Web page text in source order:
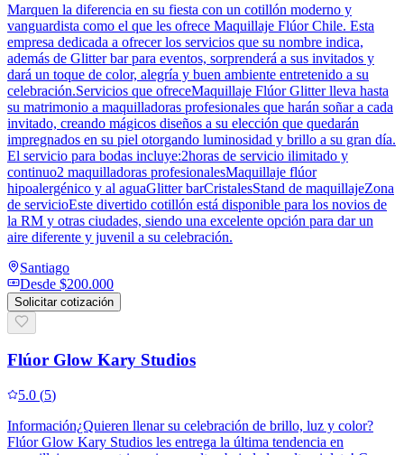
Marquen la diferencia en su fiesta con un cotillón moderno y
vanguardista como el que les ofrece Maquillaje Flúor Chile. Esta
empresa dedicada a ofrecer los servicios que su nombre indica,
además de Glitter bar para eventos, sorprenderá a sus invitados y
dará un toque de color, alegría y buen ambiente entretenido a su
celebración.Servicios que ofreceMaquillaje Flúor Glitter lleva hasta
su matrimonio a maquilladoras profesionales que harán soñar a cada
invitado, creando mágicos diseños a su elección que quedarán
impregnados en su piel otorgando luminosidad y brillo a su gran día.
El servicio para bodas incluye:2horas de servicio ilimitado y
continuo2 maquilladoras profesionalesMaquillaje flúor
hipoalergénico y al aguaGlitter barCristalesStand de maquillajeZona
de servicioEste divertido cotillón está disponible para los novios de
la RM y otras ciudades, siendo una excelente opción para dar un
aire diferente y juvenil a su celebración.
Santiago
Desde $200.000
Solicitar cotización
Flúor Glow Kary Studios
5.0 (5)
Información¿Quieren llenar su celebración de brillo, luz y color?
Flúor Glow Kary Studios les entrega la última tendencia en